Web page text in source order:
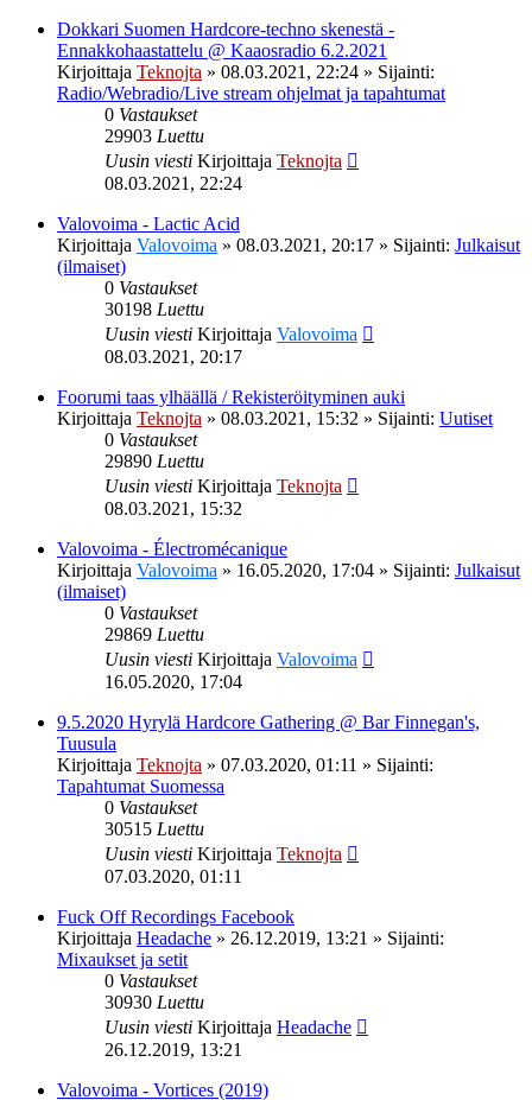
Dokkari Suomen Hardcore-techno skenestä -
Ennakkohaastattelu @ Kaaosradio 6.2.2021
Kirjoittaja Teknojta » 08.03.2021, 22:24 » Sijainti:
Radio/Webradio/Live stream ohjelmat ja tapahtumat
0 Vastaukset
29903 Luettu
Uusin viesti Kirjoittaja Teknojta
08.03.2021, 22:24
Valovoima - Lactic Acid
Kirjoittaja Valovoima » 08.03.2021, 20:17 » Sijainti: Julkaisut
(ilmaiset)
0 Vastaukset
30198 Luettu
Uusin viesti Kirjoittaja Valovoima
08.03.2021, 20:17
Foorumi taas ylhäällä / Rekisteröityminen auki
Kirjoittaja Teknojta » 08.03.2021, 15:32 » Sijainti: Uutiset
0 Vastaukset
29890 Luettu
Uusin viesti Kirjoittaja Teknojta
08.03.2021, 15:32
Valovoima - Électromécanique
Kirjoittaja Valovoima » 16.05.2020, 17:04 » Sijainti: Julkaisut
(ilmaiset)
0 Vastaukset
29869 Luettu
Uusin viesti Kirjoittaja Valovoima
16.05.2020, 17:04
9.5.2020 Hyrylä Hardcore Gathering @ Bar Finnegan's,
Tuusula
Kirjoittaja Teknojta » 07.03.2020, 01:11 » Sijainti:
Tapahtumat Suomessa
0 Vastaukset
30515 Luettu
Uusin viesti Kirjoittaja Teknojta
07.03.2020, 01:11
Fuck Off Recordings Facebook
Kirjoittaja Headache » 26.12.2019, 13:21 » Sijainti:
Mixaukset ja setit
0 Vastaukset
30930 Luettu
Uusin viesti Kirjoittaja Headache
26.12.2019, 13:21
Valovoima - Vortices (2019)